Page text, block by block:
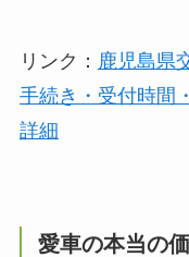
リンク： 鹿児島県
手続き・受付時間
詳細
愛車の本当の